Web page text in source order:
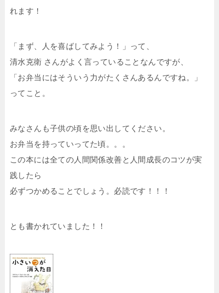
れます！
「まず、人を喜ばしてみよう！」って、
清水克衛 さんがよく言っていることなんですが、
「お弁当にはそういう力がたくさんあるんですね。」
ってこと。
みなさんも子供の頃を思い出してください。
お弁当を持っていってた頃。。。
この本には全ての人間関係改善と人間成長のコツが実
践したら
必ずつかめることでしょう。必読です！！！
とも書かれていました！！